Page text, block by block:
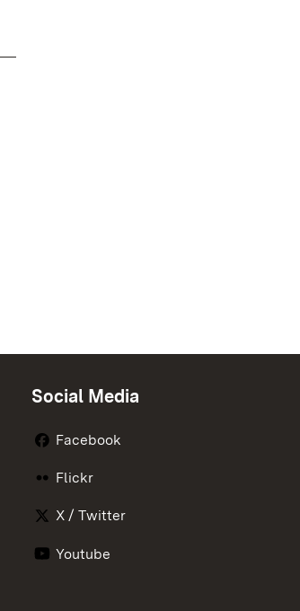
Social Media
Facebook
Flickr
X / Twitter
Youtube